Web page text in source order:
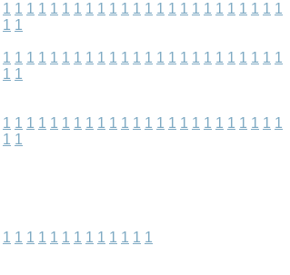
1 1 1 1 1 1 1 1 1 1 1 1 1 1 1 1 1 1 1 1 1 1 1 1
1 1
1 1 1 1 1 1 1 1 1 1 1 1 1 1 1 1 1 1 1 1 1 1 1 1
1 1
1 1 1 1 1 1 1 1 1 1 1 1 1 1 1 1 1 1 1 1 1 1 1 1
1 1
1 1 1 1 1 1 1 1 1 1 1 1 1